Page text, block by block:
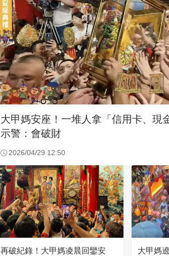
大甲媽安座！一堆人拿「信用卡、
示警：會破財
2026/04/29 12:50
再破紀錄！大甲媽凌晨回鑾安
大甲媽